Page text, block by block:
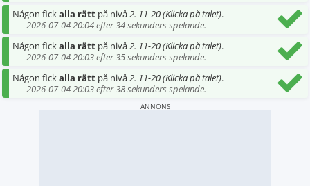
Någon fickalla rätt på nivå2. 11-20 (Klicka på talet).
2026-07-04 20:04 efter 34 sekunders spelande.
Någon fickalla rätt på nivå2. 11-20 (Klicka på talet).
2026-07-04 20:03 efter 35 sekunders spelande.
Någon fickalla rätt på nivå2. 11-20 (Klicka på talet).
2026-07-04 20:03 efter 38 sekunders spelande.
ANNONS